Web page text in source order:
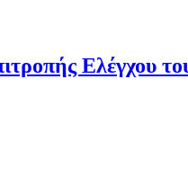
Ελέγχου